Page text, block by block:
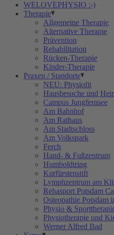
WELOVEPHYSIO :-)
Therapie
Allgemeine Therapie
Alternative Therapie
Prävention
Rehabilitation
Rücken-Therapie
Kinder-Therapie
Praxen / Standorte
NEU: Physiofit
Hausbesuche und
Campus Jungfernsee
Am Bahnhof
Am Rathaus
Am Stadtschloss
Am Volkspark
Ferch
Hand- & Fußzentrum
Humboldtring
Kurfürstenstift
Lymphzentrum am
Rehasport Potsdam
Osteopathie Potsdam
Physio &
Physiotherapie und
Werner Alfred Bad